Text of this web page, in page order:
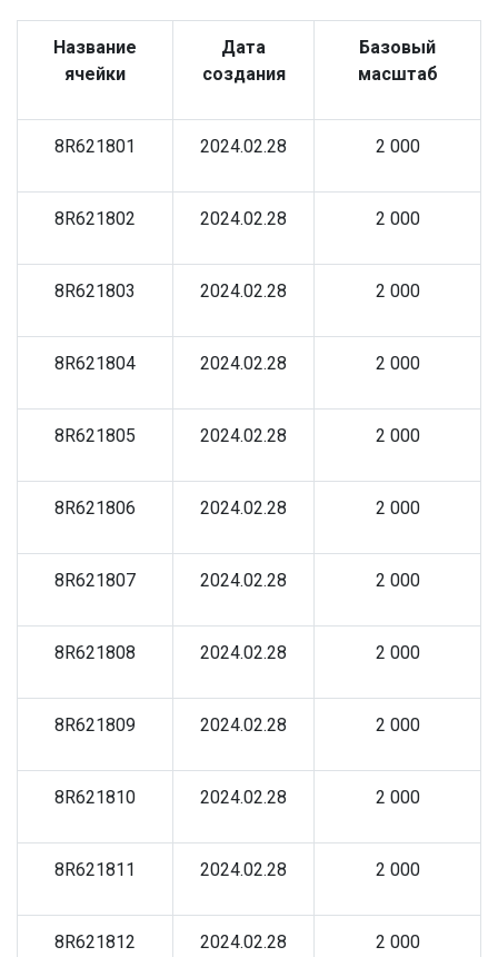
Название
ячейки
Дата
создания
Базовый
масштаб
8R621801 2024.02.28 2 000
8R621802 2024.02.28 2 000
8R621803 2024.02.28 2 000
8R621804 2024.02.28 2 000
8R621805 2024.02.28 2 000
8R621806 2024.02.28 2 000
8R621807 2024.02.28 2 000
8R621808 2024.02.28 2 000
8R621809 2024.02.28 2 000
8R621810 2024.02.28 2 000
8R621811 2024.02.28 2 000
8R621812 2024.02.28 2 000